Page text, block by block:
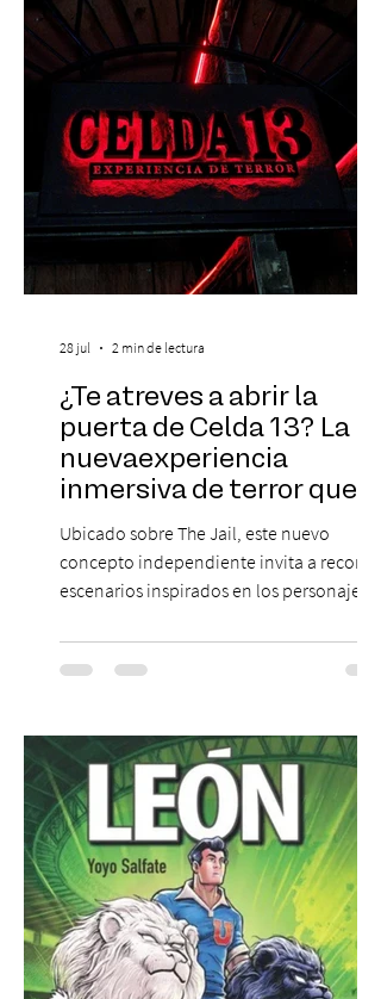
una época y otros que construyen la
historia. Carl Cox pertenece a esta última
categoría. Considerado una de las figura
¿Te atreves a abrir la
puerta de Celda 13? La
nuevaexperiencia
inmersiva de terror que
acaba de llegar aBarrio
Italia
Ubicado sobre The Jail, este nuevo
concepto independiente invita a recorrer
escenarios inspirados en los personajes
carta de platos y cócteles temáticos. Dicen
que existe una sala donde fueron
de la ficción. Nadie sabe cómo llegaron
allí. Sólo que nunca debieron compartir el
mismo lugar. Esa leyenda es el punto de
partida de Celda 13, la nueva propuesta
temática que acaba de abrir sus puertas
28 jul 2 min de lectura